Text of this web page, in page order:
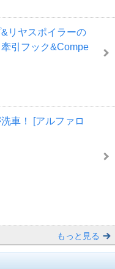
リヤスポイラーの
引フック&Compe
車！ [アルファロ
もっと見る